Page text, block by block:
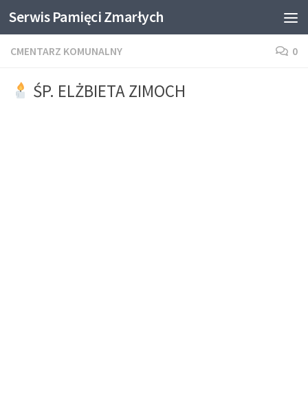
Skip to content
Serwis Pamięci Zmarłych
CMENTARZ KOMUNALNY 0
ŚP. ELŻBIETA ZIMOCH